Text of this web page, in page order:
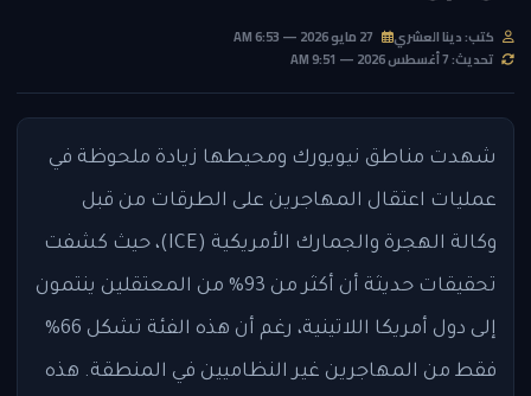
كتب: دينا العشري
تحديث: 7 أغسطس 2026 — 9:51 AM
شهدت مناطق نيويورك ومحيطها زيادة ملحوظة في
عمليات اعتقال المهاجرين على الطرقات من قبل
وكالة الهجرة والجمارك الأمريكية (ICE)، حيث كشفت
تحقيقات حديثة أن أكثر من 93% من المعتقلين ينتمون
إلى دول أمريكا اللاتينية، رغم أن هذه الفئة تشكل 66%
فقط من المهاجرين غير النظاميين في المنطقة. هذه